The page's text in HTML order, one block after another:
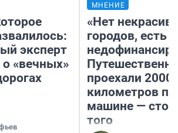
эксперт
«вечных»
МНЕНИЕ
«Нет
городов, есть
проехали 2000
километров по
машине —
того